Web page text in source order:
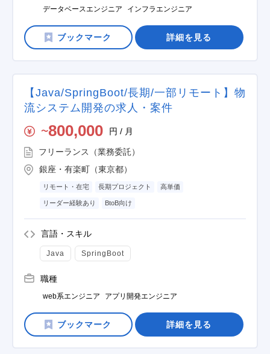
データベースエンジニア インフラエンジニア
詳細を見る
【Java/SpringBoot/長期/一部リモート】物
流システム開発の求人・案件
〜800,000 円 / 月
フリーランス（業務委託）
銀座・有楽町（東京都）
リモート・在宅 長期プロジェクト 高単価
リーダー経験あり BtoB向け
言語・スキル
Java SpringBoot
職種
web系エンジニア アプリ開発エンジニア
詳細を見る